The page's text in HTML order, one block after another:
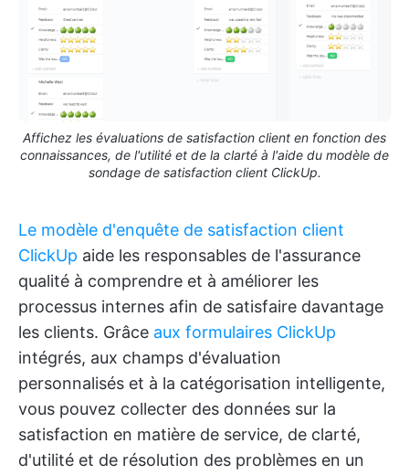
Affichez les évaluations de satisfaction client en fonction des
connaissances, de l'utilité et de la clarté à l'aide du modèle de
sondage de satisfaction client ClickUp.
Le modèle d'enquête de satisfaction client
ClickUp aide les responsables de l'assurance
qualité à comprendre et à améliorer les
processus internes afin de satisfaire davantage
les clients. Grâce aux formulaires ClickUp
intégrés, aux champs d'évaluation
personnalisés et à la catégorisation intelligente,
vous pouvez collecter des données sur la
satisfaction en matière de service, de clarté,
d'utilité et de résolution des problèmes en un